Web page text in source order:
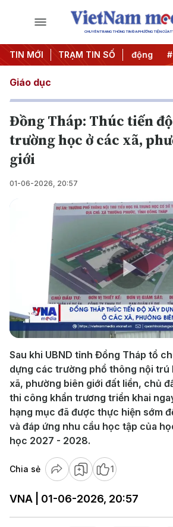
CHUYÊN TRANG THÔNG TIN ĐA PHƯƠNG TIỆN CỦA
TIN MỚI TRẠM TIN SỐ
Nghị quyết thành hành động
Giáo dục
Đồng Tháp: Thúc tiến
trường học ở các xã,
giới
01-06-2026, 20:57
Sau khi UBND tỉnh Đồng Tháp tổ
dựng các trường phổ thông nội trú
xã, phường biên giới đất liền, chủ
thi công khẩn trương triển khai
hạng mục đã được thực hiện sớm
và đáp ứng nhu cầu học tập của
học 2027 - 2028.
Chia sẻ 1
VNA | 01-06-2026, 20:57